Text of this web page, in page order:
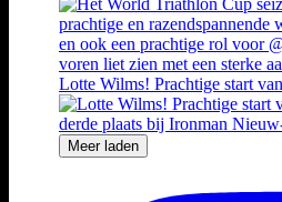
Lotte Wilms! Prachtige start
Meer laden